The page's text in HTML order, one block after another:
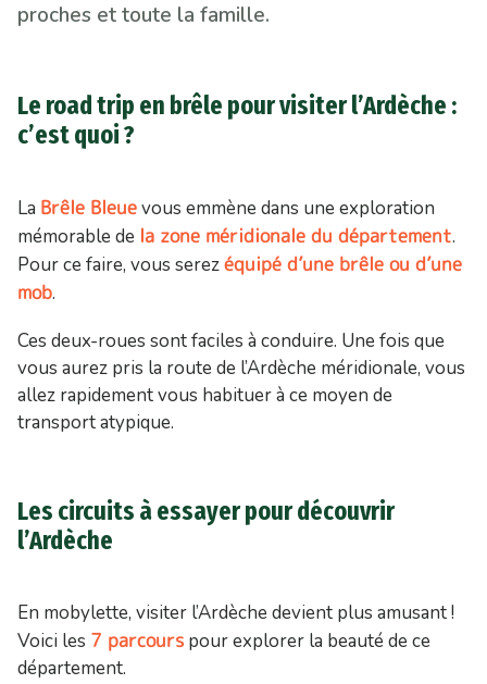
proches et toute la famille.
Le road trip en brêle pour visiter l’Ardèche :
c’est quoi ?
La Brêle Bleuevous emmène dans une exploration
mémorable de la zone méridionale du département.
Pour ce faire, vous serezéquipé d’une brêle ou d’une
mob.
Ces deux-roues sont faciles à conduire. Une fois que
vous aurez pris la route de l’Ardèche méridionale, vous
allez rapidement vous habituer à ce moyen de
transport atypique.
Les circuits à essayer pour découvrir
l’Ardèche
En mobylette, visiter l’Ardèche devient plus amusant !
Voici les 7 parcours pour explorer la beauté de ce
département.